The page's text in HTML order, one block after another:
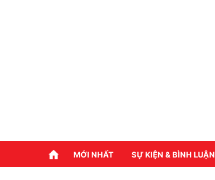
MỚI NHẤT SỰ KIỆN & BÌNH LUẬN